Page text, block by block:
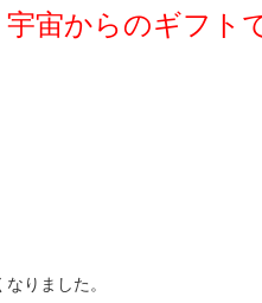
宇宙からのギフト
りました。